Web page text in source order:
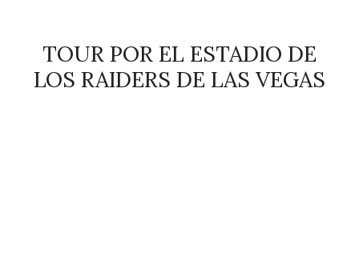
TOUR POR EL ESTADIO DE
LOS RAIDERS DE LAS VEGAS